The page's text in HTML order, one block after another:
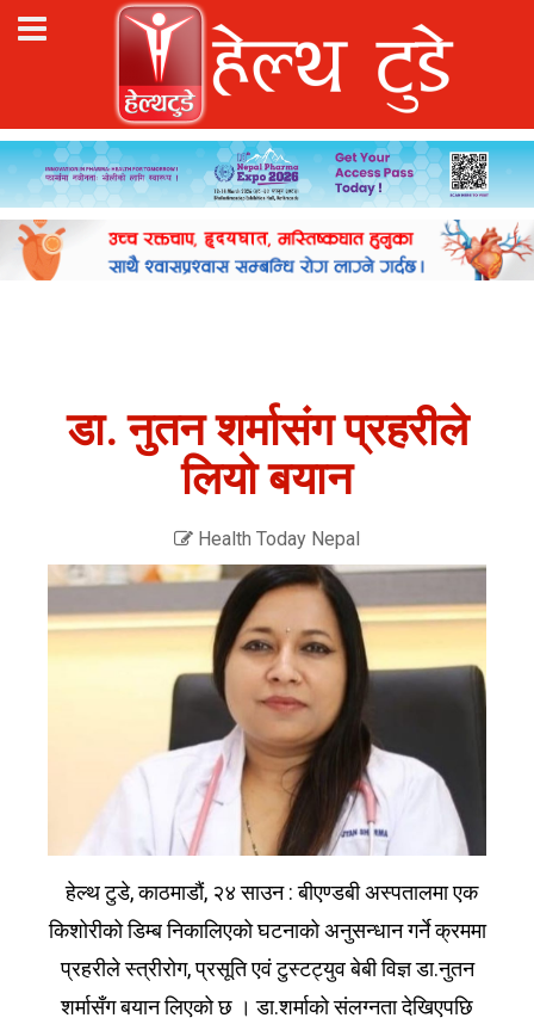
डा. नुतन शर्मासंग प्रहरीले
लियो बयान
Health Today Nepal
हेल्थ टुडे, काठमाडौं, २४ साउन : बीएण्डबी अस्पतालमा एक
किशोरीको डिम्ब निकालिएको घटनाको अनुसन्धान गर्ने क्रममा
प्रहरीले स्त्रीरोग, प्रसूति एवं टुस्टट्युव बेबी विज्ञ डा.नुतन
शर्मासँग बयान लिएको छ । डा.शर्माको संलग्नता देखिएपछि